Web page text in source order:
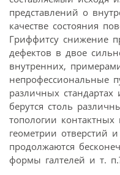
представлений о
качестве состояния
Гриффитсу снижение
дефектов в двое
внутренних,
непрофессиональные
различных
берутся столь
топологии
геометрии отверстий
продолжаются
формы галтелей и т.